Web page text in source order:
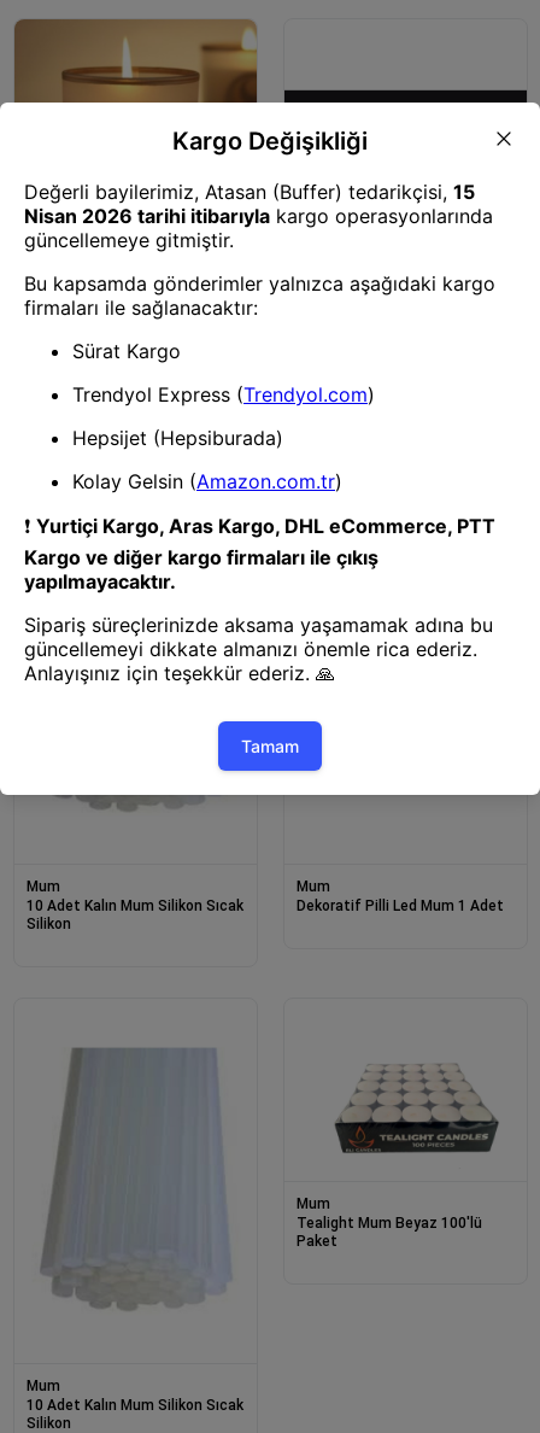
Mum
Hilal Altın Mumluk-11946
Mum
Mum
10 Adet Kalın Mum Silikon Sıcak
Silikon
Mum
Dekoratif Pilli Led Mum 1 Adet
Mum
10 Adet Kalın Mum Silikon Sıcak
Silikon
Mum
Tealight Mum Beyaz 100'lü
Paket